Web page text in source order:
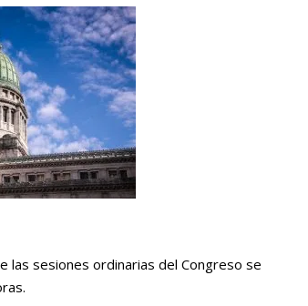
las sesiones ordinarias del Congreso se